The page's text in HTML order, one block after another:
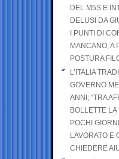
DEL M5S E
DELUSI DA
I PUNTI DI
MANCANO, A
POSTURA
L’ITALIA
GOVERNO
ANNI; “TRA
BOLLETTE
POCHI
LAVORATO E
CHIEDERE